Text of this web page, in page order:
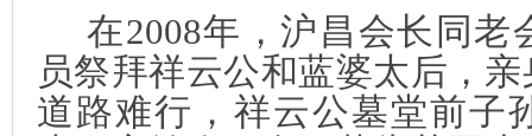
在2008年，沪昌会长同老
员祭拜祥云公和蓝婆太后，
道路难行，祥云公墓堂前子